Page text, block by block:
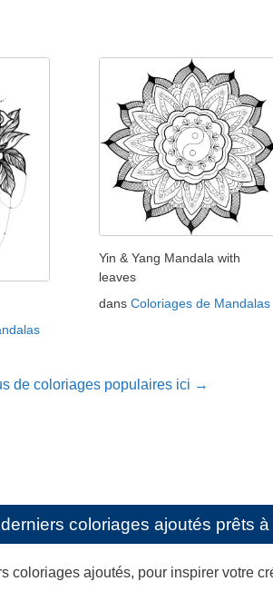
Yin & Yang Mandala with
leaves
dans Coloriages de Mandalas
de coloriages populaires ici →
coloriages ajoutés prêts
coloriages ajoutés, pour inspirer votre